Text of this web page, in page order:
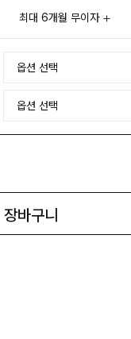
최대 6개월 무이자
장바구니